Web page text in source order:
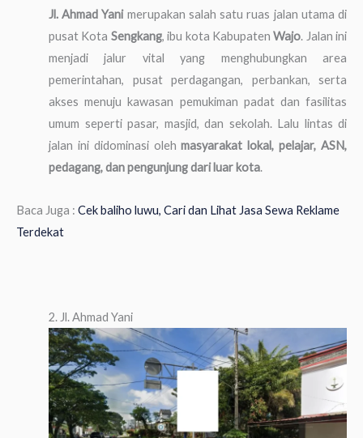
Jl. Ahmad Yanimerupakan salah satu ruas jalan utama di
pusat Kota Sengkang, ibu kota KabupatenWajo. Jalan ini
menjadi jalur vital yang menghubungkan area
pemerintahan, pusat perdagangan, perbankan, serta
akses menuju kawasan pemukiman padat dan fasilitas
umum seperti pasar, masjid, dan sekolah. Lalu lintas di
jalan ini didominasi olehmasyarakat lokal, pelajar, ASN,
pedagang, dan pengunjung dari luar kota.
Baca Juga : Cek baliho luwu, Cari dan Lihat Jasa Sewa Reklame
Terdekat
2. Jl. Ahmad Yani